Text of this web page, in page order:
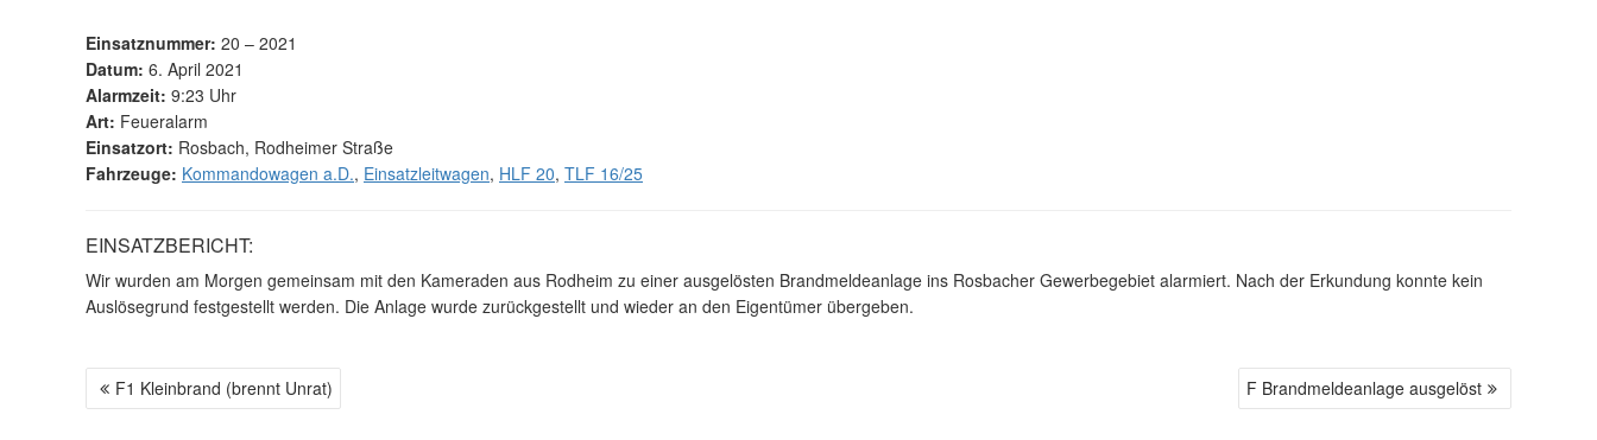
Einsatznummer: 20 – 2021
Datum: 6. April 2021
Alarmzeit: 9:23 Uhr
Art: Feueralarm
Einsatzort: Rosbach, Rodheimer Straße
Fahrzeuge: Kommandowagen a.D., Einsatzleitwagen, HLF 20, TLF 16/25
EINSATZBERICHT:
Wir wurden am Morgen gemeinsam mit den Kameraden aus Rodheim zu einer ausgelösten Brandmeldeanlage ins Rosbacher Gewerbegebiet alarmiert. Nach der Erkundung konnte kein
Auslösegrund festgestellt werden. Die Anlage wurde zurückgestellt und wieder an den Eigentümer übergeben.
B F1 Kleinbrand (brennt Unrat) F Brandmeldeanlage ausgelöst